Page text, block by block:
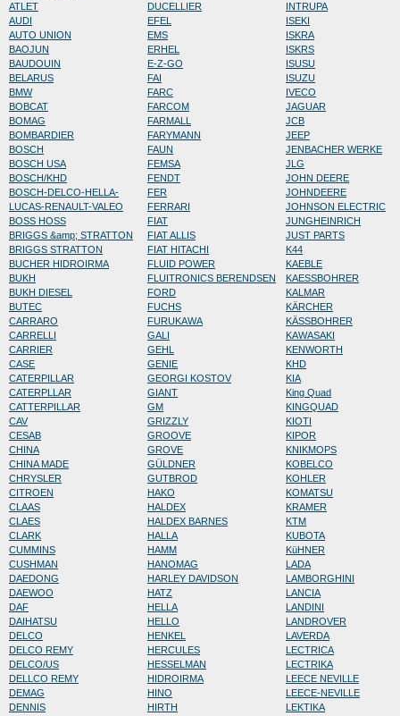
ATLET
AUDI
AUTO UNION
BAOJUN
BAUDOUIN
BELARUS
BMW
BOBCAT
BOMAG
BOMBARDIER
BOSCH
BOSCH USA
BOSCH/KHD
BOSCH-DELCO-HELLA-
LUCAS-RENAULT-VALEO
BOSS HOSS
BRIGGS &amp; STRATTON
BRIGGS STRATTON
BUCHER HIDROIRMA
BUKH
BUKH DIESEL
BUTEC
CARRARO
CARRELLI
CARRIER
CASE
CATERPILLAR
CATERPLLAR
CATTERPILLAR
CAV
CESAB
CHINA
CHINA MADE
CHRYSLER
CITROEN
CLAAS
CLAES
CLARK
CUMMINS
CUSHMAN
DAEDONG
DAEWOO
DAF
DAIHATSU
DELCO
DELCO REMY
DELCO/US
DELLCO REMY
DEMAG
DENNIS
DUCELLIER
EFEL
EMS
ERHEL
E-Z-GO
FAI
FARC
FARCOM
FARMALL
FARYMANN
FAUN
FEMSA
FENDT
FER
FERRARI
FIAT
FIAT ALLIS
FIAT HITACHI
FLUID POWER
FLUITRONICS BERENDSEN
FORD
FUCHS
FURUKAWA
GALI
GEHL
GENIE
GEORGI KOSTOV
GIANT
GM
GRIZZLY
GROOVE
GROVE
GÜLDNER
GUTBROD
HAKO
HALDEX
HALDEX BARNES
HALLA
HAMM
HANOMAG
HARLEY DAVIDSON
HATZ
HELLA
HELLO
HENKEL
HERCULES
HESSELMAN
HIDROIRMA
HINO
HIRTH
INTRUPA
ISEKI
ISKRA
ISKRS
ISUSU
ISUZU
IVECO
JAGUAR
JCB
JEEP
JENBACHER WERKE
JLG
JOHN DEERE
JOHNDEERE
JOHNSON ELECTRIC
JUNGHEINRICH
JUST PARTS
K44
KAEBLE
KAESSBOHRER
KALMAR
KÄRCHER
KÄSSBOHRER
KAWASAKI
KENWORTH
KHD
KIA
King Quad
KINGQUAD
KIOTI
KIPOR
KNIKMOPS
KOBELCO
KOHLER
KOMATSU
KRAMER
KTM
KUBOTA
KüHNER
LADA
LAMBORGHINI
LANCIA
LANDINI
LANDROVER
LAVERDA
LECTRICA
LECTRIKA
LEECE NEVILLE
LEECE-NEVILLE
LEKTIKA